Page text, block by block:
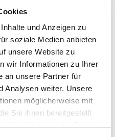
und Anzeigen zu
soziale Medien anbieten
unsere Website zu
wir Informationen zu Ihrer
an unsere Partner für
Analysen weiter. Unsere
möglicherweise mit
Sie ihnen bereitgestellt